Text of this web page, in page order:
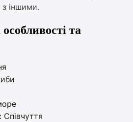
з іншими.
та
Співчуття